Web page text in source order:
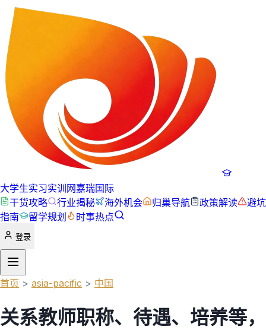
大学生实习实训网嘉瑞国际
干货攻略
行业揭秘 海外机会 归巢导航 政策解读
避坑
指南
留学规划 时事热点
登录
首页 > asia-pacific > 中国
关系教师职称、待遇、培养等，